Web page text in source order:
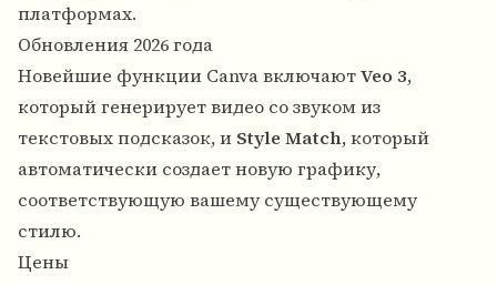
платформах.
Обновления 2026 года
Новейшие функции Canva включаютVeo 3,
который генерирует видео со звуком из
текстовых подсказок, и Style Match, который
автоматически создает новую графику,
соответствующую вашему существующему
стилю.
Цены